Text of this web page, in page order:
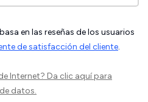
en las reseñas de los usuarios
de satisfacción del cliente.
Internet? Da clic aquípara
datos.